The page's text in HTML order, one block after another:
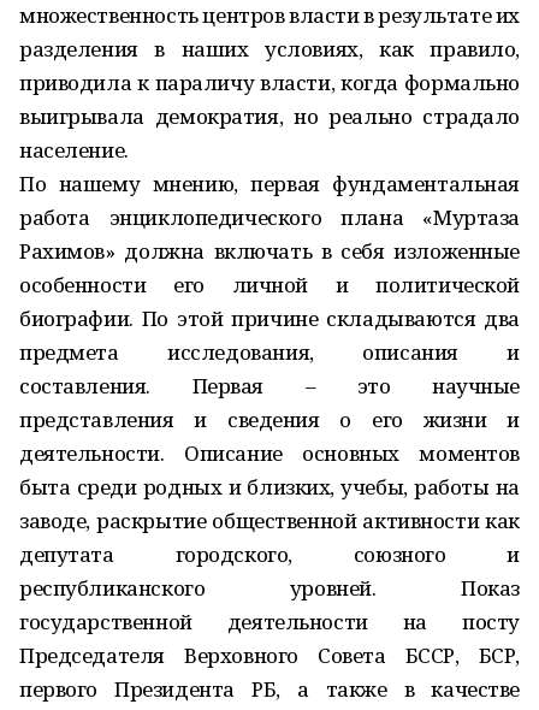
множественность центров власти в результате их
разделения в наших условиях, как правило,
приводила к параличу власти, когда формально
выигрывала демократия, но реально страдало
население.
По нашему мнению, первая фундаментальная
работа энциклопедического плана «Муртаза
Рахимов» должна включать в себя изложенные
особенности его личной и политической
биографии. По этой причине складываются два
предмета исследования, описания и
составления. Первая – это научные
представления и сведения о его жизни и
деятельности. Описание основных моментов
быта среди родных и близких, учебы, работы на
заводе, раскрытие общественной активности как
депутата городского, союзного и
республиканского уровней. Показ
государственной деятельности на посту
Председателя Верховного Совета БССР, БСР,
первого Президента РБ, а также в качестве